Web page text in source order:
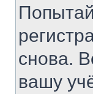
снова.
вашу